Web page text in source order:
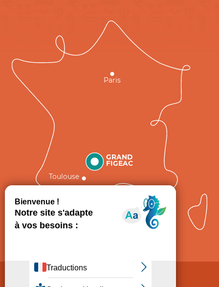
GRAND
FIGEAC
Toulouse
Paris
Politique de Protection des données